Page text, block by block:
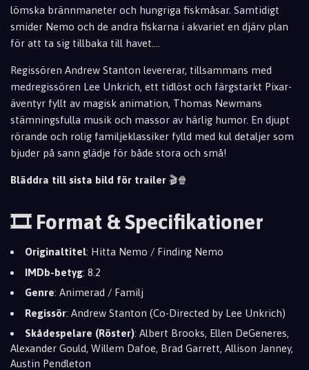
lömska brännmaneter och hungriga fiskmåsar. Samtidigt
smider Nemo och de andra fiskarna i akvariet en djärv plan
för att ta sig tillbaka till havet....
Regissören Andrew Stanton levererar, tillsammans med
medregissören Lee Unkrich, ett tidlöst och färgstarkt Pixar-
äventyr fyllt av magisk animation, Thomas Newmans
stämningsfulla musik och massor av härlig humor. En djupt
rörande och rolig familjeklassiker fylld med kul detaljer som
bjuder på sann glädje för både stora och små!
Bläddra till sista bild för trailer 🎬🍿
🎞️ Format & Specifikationer
Originaltitel: Hitta Nemo / Finding Nemo
IMDb-betyg: 8.2
Genre: Animerad / Familj
Regissör: Andrew Stanton (Co-Directed by Lee Unkrich)
Skådespelare (Röster): Albert Brooks, Ellen DeGeneres,
Alexander Gould, Willem Dafoe, Brad Garrett, Allison Janney,
Austin Pendleton